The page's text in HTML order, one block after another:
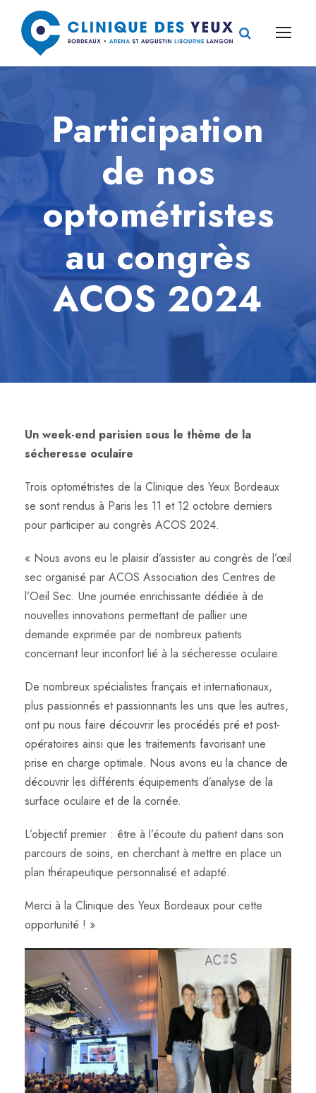
Participation
de nos
optométristes
au congrès
ACOS 2024
Un week-end parisien sous le thème de la
sécheresse oculaire
Trois optométristes de la Clinique des Yeux Bordeaux
se sont rendus à Paris les 11 et 12 octobre derniers
pour participer au congrès ACOS 2024.
« Nous avons eu le plaisir d’assister au congrès de l’œil
sec organisé par ACOS Association des Centres de
l’Oeil Sec. Une journée enrichissante dédiée à de
nouvelles innovations permettant de pallier une
demande exprimée par de nombreux patients
concernant leur inconfort lié à la sécheresse oculaire.
De nombreux spécialistes français et internationaux,
plus passionnés et passionnants les uns que les autres,
ont pu nous faire découvrir les procédés pré et post-
opératoires ainsi que les traitements favorisant une
prise en charge optimale. Nous avons eu la chance de
découvrir les différents équipements d’analyse de la
surface oculaire et de la cornée.
L’objectif premier : être à l’écoute du patient dans son
parcours de soins, en cherchant à mettre en place un
plan thérapeutique personnalisé et adapté.
Merci à la Clinique des Yeux Bordeaux pour cette
opportunité ! »